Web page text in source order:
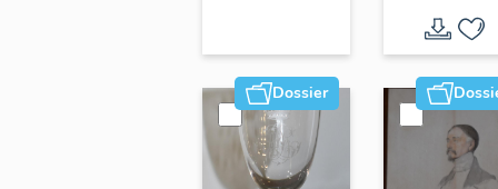
d'Orléans "
Dossier